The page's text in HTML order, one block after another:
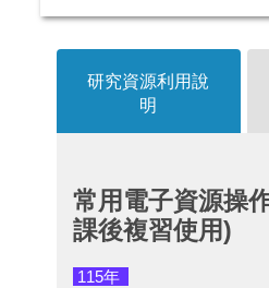
研究資源利用說
明
常用電子資源操
課後複習使用)
115年